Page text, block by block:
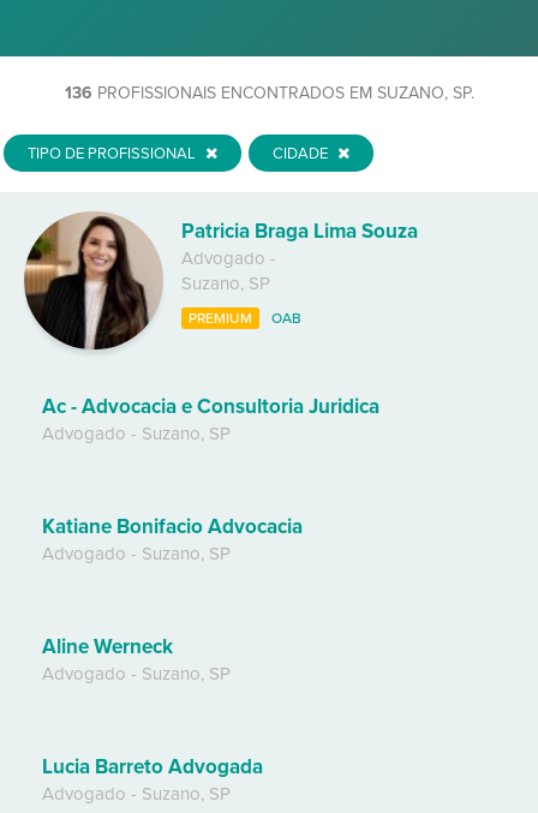
136 PROFISSIONAIS ENCONTRADOS EM SUZANO, SP.
TIPO DE PROFISSIONAL CIDADE
Patricia Braga Lima Souza
Advogado -
Suzano, SP
PREMIUM OAB
Ac - Advocacia e Consultoria Juridica
Advogado - Suzano, SP
Katiane Bonifacio Advocacia
Advogado - Suzano, SP
Aline Werneck
Advogado - Suzano, SP
Lucia Barreto Advogada
Advogado - Suzano, SP